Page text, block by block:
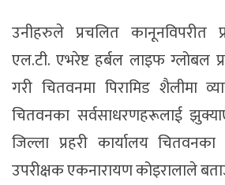
उनीहरुले प्रचलित कानूनविपरीत
एल.टी. एभरेष्ट हर्बल लाइफ ग्लोबल
गरी चितवनमा पिरामिड शैलीमा
चितवनका सर्वसाधरणहरूलाई
जिल्ला प्रहरी कार्यालय चितवनका
उपरीक्षक एकनारायण कोइरालाले